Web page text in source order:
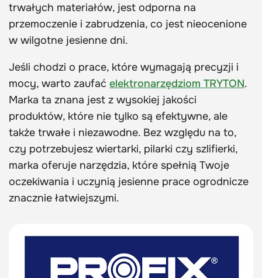
trwałych materiałów, jest odporna na
przemoczenie i zabrudzenia, co jest nieocenione
w wilgotne jesienne dni.
Jeśli chodzi o prace, które wymagają precyzji i
mocy, warto zaufać elektronarzędziom TRYTON.
Marka ta znana jest z wysokiej jakości
produktów, które nie tylko są efektywne, ale
także trwałe i niezawodne. Bez względu na to,
czy potrzebujesz wiertarki, pilarki czy szlifierki,
marka oferuje narzędzia, które spełnią Twoje
oczekiwania i uczynią jesienne prace ogrodnicze
znacznie łatwiejszymi.